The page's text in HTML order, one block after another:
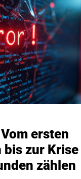
ersten
bis zur
zählen